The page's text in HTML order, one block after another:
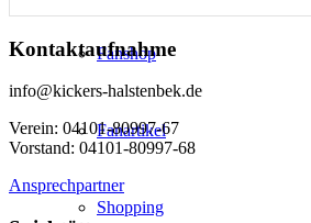
Fanshop
Fanartikel
Shopping
Kontaktaufnahme
info@kickers-halstenbek.de
Verein: 04101-80997-67
Vorstand: 04101-80997-68
Ansprechpartner